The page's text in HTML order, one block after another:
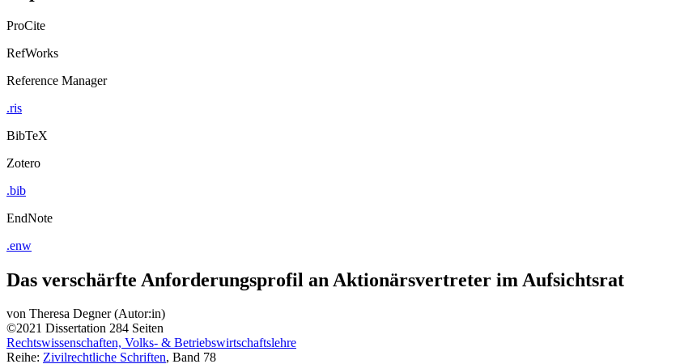
ProCite
RefWorks
Reference Manager
.ris
BibTeX
Zotero
.bib
EndNote
.enw
Das verschärfte Anforderungsprofil an Aktionärsvertreter im Aufsichtsrat
von Theresa Degner (Autor:in)
©2021 Dissertation 284 Seiten
Rechtswissenschaften, Volks- & Betriebswirtschaftslehre
Reihe: Zivilrechtliche Schriften, Band 78